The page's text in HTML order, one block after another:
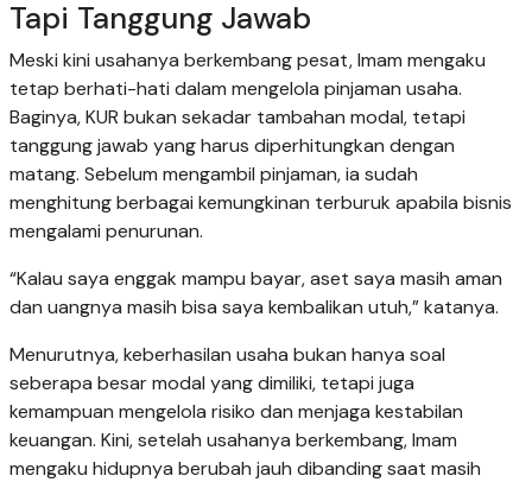
Tapi Tanggung Jawab
Meski kini usahanya berkembang pesat, Imam mengaku
tetap berhati-hati dalam mengelola pinjaman usaha.
Baginya, KUR bukan sekadar tambahan modal, tetapi
tanggung jawab yang harus diperhitungkan dengan
matang. Sebelum mengambil pinjaman, ia sudah
menghitung berbagai kemungkinan terburuk apabila bisnis
mengalami penurunan.
“Kalau saya enggak mampu bayar, aset saya masih aman
dan uangnya masih bisa saya kembalikan utuh,” katanya.
Menurutnya, keberhasilan usaha bukan hanya soal
seberapa besar modal yang dimiliki, tetapi juga
kemampuan mengelola risiko dan menjaga kestabilan
keuangan. Kini, setelah usahanya berkembang, Imam
mengaku hidupnya berubah jauh dibanding saat masih